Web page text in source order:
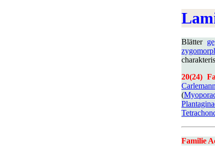
Blätter
20(24)
(
Familie